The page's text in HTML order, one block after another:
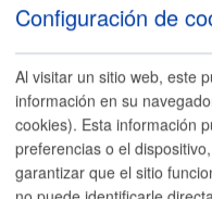
Ayuntamiento
Oferta empleo
Oferta de empleo del
todos sus departamentos,
Escuela De Música Y Danza,
De San Sebastián, San
Enea, Kursaal, Tabakalera,
Ayuntamiento de San
Configuración de
Al visitar un sitio web, este
información en su
cookies). Esta información
preferencias o el
garantizar que el sitio